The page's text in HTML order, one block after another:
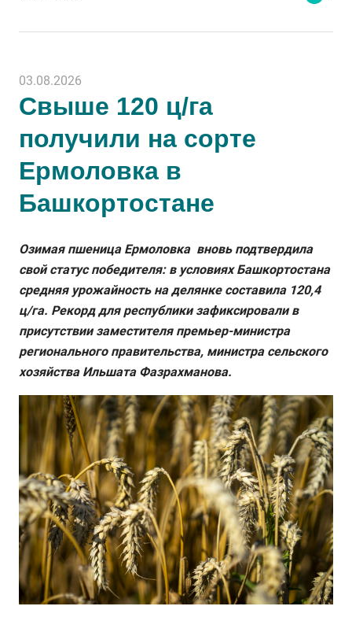
03.08.2026
Свыше 120 ц/га
получили на сорте
Ермоловка в
Башкортостане
Озимая пшеница Ермоловка вновь подтвердила
свой статус победителя: в условиях Башкортостана
средняя урожайность на делянке составила 120,4
ц/га. Рекорд для республики зафиксировали в
присутствии заместителя премьер-министра
регионального правительства, министра сельского
хозяйства Ильшата Фазрахманова.